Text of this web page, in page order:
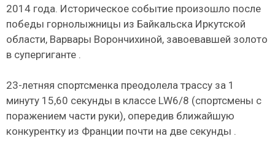
2014 года. Историческое событие произошло после
победы горнолыжницы из Байкальска Иркутской
области, Варвары Ворончихиной, завоевавшей золото
в супергиганте .
23-летняя спортсменка преодолела трассу за 1
минуту 15,60 секунды в классе LW6/8 (спортсмены с
поражением части руки), опередив ближайшую
конкурентку из Франции почти на две секунды .